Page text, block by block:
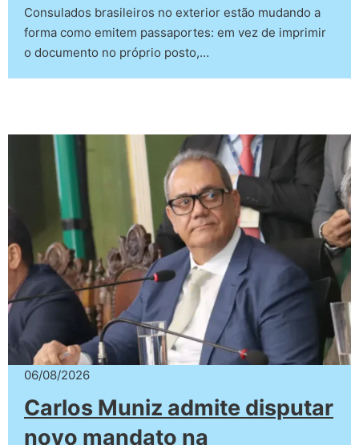
Consulados brasileiros no exterior estão mudando a
forma como emitem passaportes: em vez de imprimir
o documento no próprio posto,…
06/08/2026
Carlos Muniz admite disputar
novo mandato na